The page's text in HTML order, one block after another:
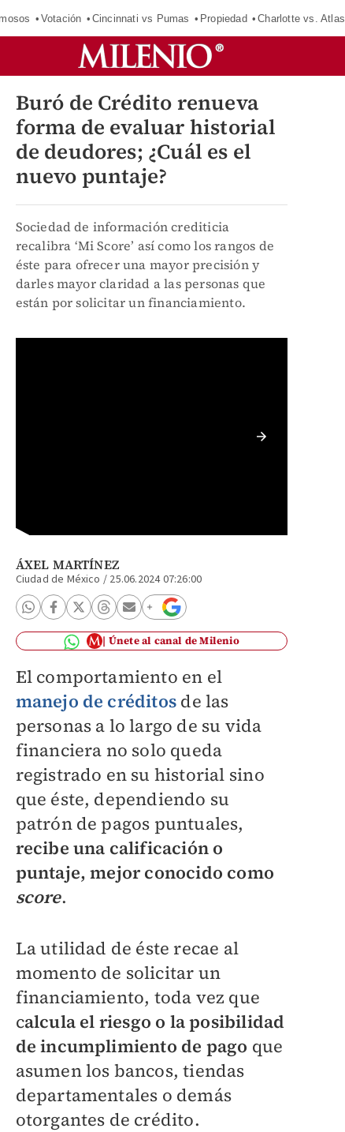
Votación Cincinnati vs Pumas Propiedad Charlotte vs. Atlas
Buró de Crédito renueva
forma de evaluar historial
de deudores; ¿Cuál es el
nuevo puntaje?
Sociedad de información crediticia
recalibra ‘Mi Score’ así como los rangos de
éste para ofrecer una mayor precisión y
darles mayor claridad a las personas que
están por solicitar un financiamiento.
ÁXEL MARTÍNEZ
Ciudad de México / 25.06.2024 07:26:00
Únete al canal de Milenio
El comportamiento en el
manejo de créditos de las
personas a lo largo de su vida
financiera no solo queda
registrado en su historial sino
que éste, dependiendo su
patrón de pagos puntuales,
recibe una calificación o
puntaje, mejor conocido como
score.
La utilidad de éste recae al
momento de solicitar un
financiamiento, toda vez que
calcula el riesgo o la posibilidad
de incumplimiento de pago que
asumen los bancos, tiendas
departamentales o demás
otorgantes de crédito.